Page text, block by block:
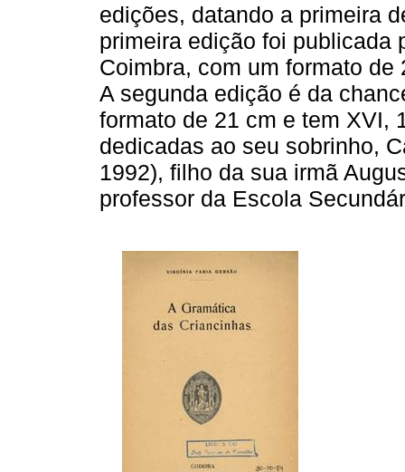
edições, datando a primeira
primeira edição foi publicada
Coimbra, com um formato
A segunda edição é da
formato de 21 cm e tem XVI,
dedicadas ao seu sobrinho,
1992), filho da sua irmã
professor da Escola